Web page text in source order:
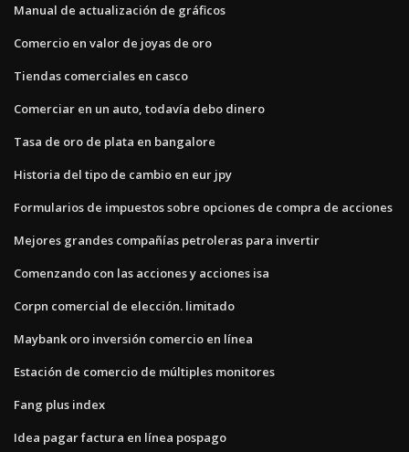
Manual de actualización de gráficos
Comercio en valor de joyas de oro
Tiendas comerciales en casco
Comerciar en un auto, todavía debo dinero
Tasa de oro de plata en bangalore
Historia del tipo de cambio en eur jpy
Formularios de impuestos sobre opciones de compra de acciones
Mejores grandes compañías petroleras para invertir
Comenzando con las acciones y acciones isa
Corpn comercial de elección. limitado
Maybank oro inversión comercio en línea
Estación de comercio de múltiples monitores
Fang plus index
Idea pagar factura en línea pospago